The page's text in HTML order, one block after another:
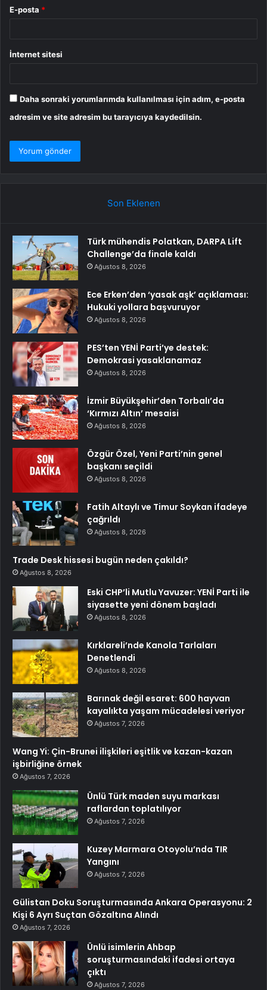
E-posta *
İnternet sitesi
Daha sonraki yorumlarımda kullanılması için adım, e-posta
adresim ve site adresim bu tarayıcıya kaydedilsin.
Son Eklenen
Türk mühendis Polatkan, DARPA Lift
Challenge’da finale kaldı
Ağustos 8, 2026
Ece Erken’den ‘yasak aşk’ açıklaması:
Hukuki yollara başvuruyor
Ağustos 8, 2026
PES’ten YENİ Parti’ye destek:
Demokrasi yasaklanamaz
Ağustos 8, 2026
İzmir Büyükşehir’den Torbalı’da
‘Kırmızı Altın’ mesaisi
Ağustos 8, 2026
Özgür Özel, Yeni Parti’nin genel
başkanı seçildi
Ağustos 8, 2026
Fatih Altaylı ve Timur Soykan ifadeye
çağrıldı
Ağustos 8, 2026
Trade Desk hissesi bugün neden çakıldı?
Ağustos 8, 2026
Eski CHP’li Mutlu Yavuzer: YENİ Parti ile
siyasette yeni dönem başladı
Ağustos 8, 2026
Kırklareli’nde Kanola Tarlaları
Denetlendi
Ağustos 8, 2026
Barınak değil esaret: 600 hayvan
kayalıkta yaşam mücadelesi veriyor
Ağustos 7, 2026
Wang Yi: Çin-Brunei ilişkileri eşitlik ve kazan-kazan
işbirliğine örnek
Ağustos 7, 2026
Ünlü Türk maden suyu markası
raflardan toplatılıyor
Ağustos 7, 2026
Kuzey Marmara Otoyolu’nda TIR
Yangını
Ağustos 7, 2026
Gülistan Doku Soruşturmasında Ankara Operasyonu: 2
Kişi 6 Ayrı Suçtan Gözaltına Alındı
Ağustos 7, 2026
Ünlü isimlerin Ahbap
soruşturmasındaki ifadesi ortaya
çıktı
Ağustos 7, 2026